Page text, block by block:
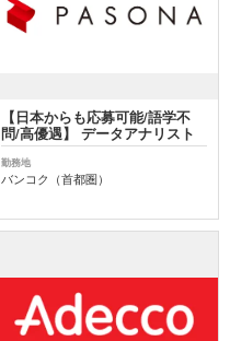
【日本からも応募可能/語学不
問/高優遇】 データアナリスト
勤務地
バンコク（首都圏）